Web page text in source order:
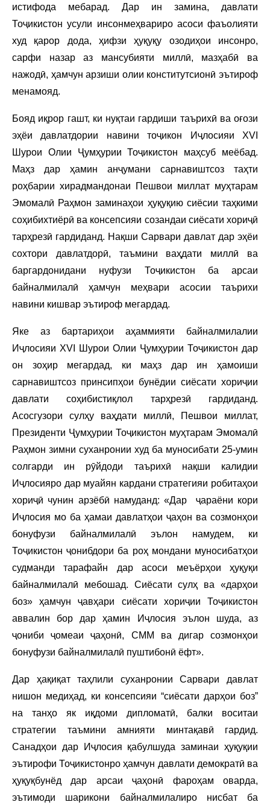
истифода мебарад. Дар ин замина, давлати
Тоҷикистон усули инсонмеҳвариро асоси фаъолияти
худ қарор дода, ҳифзи ҳуқуқу озодиҳои инсонро,
сарфи назар аз мансубияти миллӣ, мазҳабӣ ва
нажодӣ, ҳамчун арзиши олии конститутсионӣ эътироф
менамояд.
Бояд иқрор гашт, ки нуқтаи гардиши таърихӣ ва оғози
эҳёи давлатдории навини тоҷикон Иҷлосияи XVI
Шурои Олии Ҷумҳурии Тоҷикистон маҳсуб меёбад.
Маҳз дар ҳамин анҷумани сарнавиштсоз таҳти
роҳбарии хирадмандонаи Пешвои миллат муҳтарам
Эмомалӣ Раҳмон заминаҳои ҳуқуқию сиёсии таҳкими
соҳибихтиёрӣ ва консепсияи созандаи сиёсати хориҷӣ
тарҳрезӣ гардиданд. Нақши Сарвари давлат дар эҳёи
сохтори давлатдорӣ, таъмини ваҳдати миллӣ ва
баргардонидани нуфузи Тоҷикистон ба арсаи
байналмилалӣ ҳамчун меҳвари асосии таърихи
навини кишвар эътироф мегардад.
Яке аз бартариҳои аҳаммияти байналмилалии
Иҷлосияи XVI Шурои Олии Ҷумҳурии Тоҷикистон дар
он зоҳир мегардад, ки маҳз дар ин ҳамоиши
сарнавиштсоз принсипҳои бунёдии сиёсати хориҷии
давлати соҳибистиқлол тарҳрезӣ гардиданд.
Асосгузори сулҳу ваҳдати миллӣ, Пешвои миллат,
Президенти Ҷумҳурии Тоҷикистон муҳтарам Эмомалӣ
Раҳмон зимни суханронии худ ба муносибати 25-умин
солгарди ин рӯйдоди таърихӣ нақши калидии
Иҷлосияро дар муайян кардани стратегияи робитаҳои
хориҷӣ чунин арзёбӣ намуданд: «Дар ҷараёни кори
Иҷлосия мо ба ҳамаи давлатҳои ҷаҳон ва созмонҳои
бонуфузи байналмилалӣ эълон намудем, ки
Тоҷикистон ҷонибдори ба роҳ мондани муносибатҳои
судманди тарафайн дар асоси меъёрҳои ҳуқуқи
байналмилалӣ мебошад. Сиёсати сулҳ ва «дарҳои
боз» ҳамчун ҷавҳари сиёсати хориҷии Тоҷикистон
аввалин бор дар ҳамин Иҷлосия эълон шуда, аз
ҷониби ҷомеаи ҷаҳонӣ, СММ ва дигар созмонҳои
бонуфузи байналмилалӣ пуштибонӣ ёфт».
Дар ҳақиқат таҳлили суханронии Сарвари давлат
нишон медиҳад, ки консепсияи “сиёсати дарҳои боз”
на танҳо як иқдоми дипломатӣ, балки воситаи
стратегии таъмини амнияти минтақавӣ гардид.
Санадҳои дар Иҷлосия қабулшуда заминаи ҳуқуқии
эътирофи Тоҷикистонро ҳамчун давлати демократӣ ва
ҳуқуқбунёд дар арсаи ҷаҳонӣ фароҳам оварда,
эътимоди шарикони байналмилалиро нисбат ба